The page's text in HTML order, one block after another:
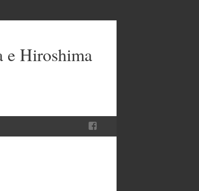
e Hiroshima